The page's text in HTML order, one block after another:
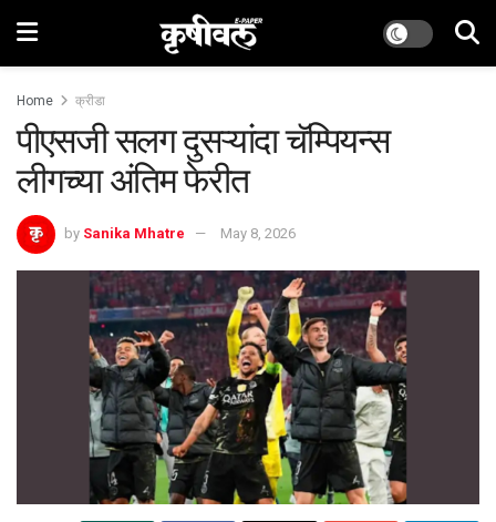
Home क्रीडा
पीएसजी सलग दुसऱ्यांदा चॅम्पियन्स
लीगच्या अंतिम फेरीत
by Sanika Mhatre May 8, 2026